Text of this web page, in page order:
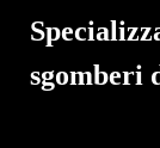
sgomberi